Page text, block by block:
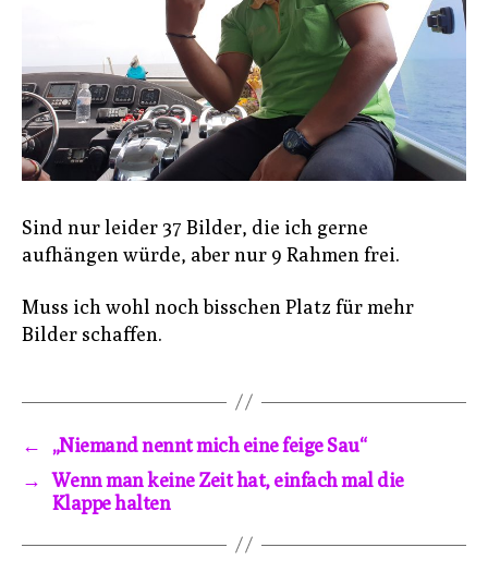
Sind nur leider 37 Bilder, die ich gerne
aufhängen würde, aber nur 9 Rahmen frei.
Muss ich wohl noch bisschen Platz für mehr
Bilder schaffen.
←
„Niemand nennt mich eine feige Sau“
→ Wenn man keine Zeit hat, einfach mal die
Klappe halten